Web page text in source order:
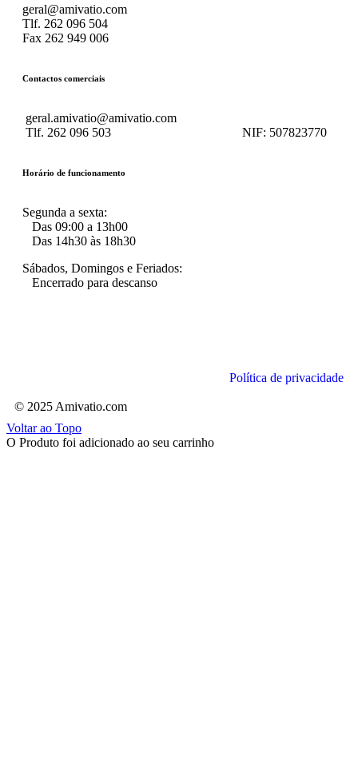
geral@amivatio.com
Tlf. 262 096 504
Fax 262 949 006
Contactos comerciais
geral.amivatio@amivatio.com
Tlf. 262 096 503 NIF: 507823770
Horário de funcionamento
Segunda a sexta:
Das 09:00 a 13h00
Das 14h30 às 18h30
Sábados, Domingos e Feriados:
Encerrado para descanso
Política de privacidade
© 2025 Amivatio.com
Voltar ao Topo
O Produto foi adicionado ao seu carrinho